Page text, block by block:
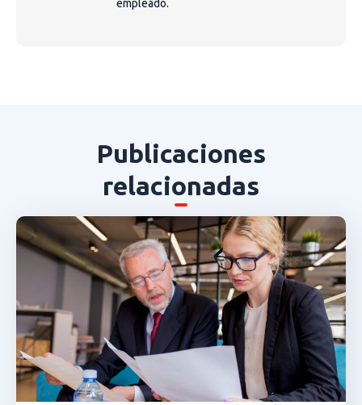
empleado.
Publicaciones
relacionadas